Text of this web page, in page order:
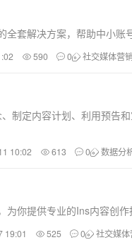
全套解决方案，帮助中小账
590 0 社交媒体营
定内容计划、利用预告
10:02 613 0 数据分
你提供专业的Ins内容创作
19:01 525 0 社交媒体